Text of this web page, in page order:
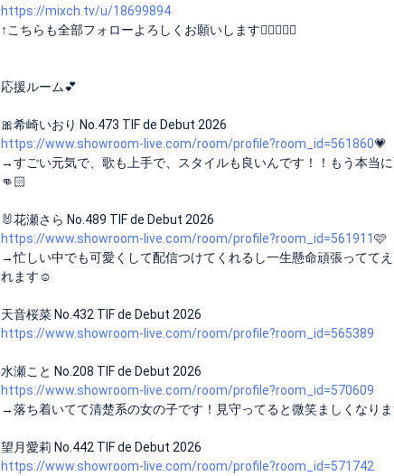
https://mixch.tv/u/18699894
↑こちらも全部フォローよろしくお願いします🙇🏻‍♀️❕❕
応援ルーム💕
🎀希崎いおり No.473 TIF de Debut 2026
https://www.showroom-live.com/room/profile?room_id=561860💗
→すごい元気で、歌も上手で、スタイルも良いんです！！もう本当
👊🏻
🐰花瀬さら No.489 TIF de Debut 2026
https://www.showroom-live.com/room/profile?room_id=561911🩷
→忙しい中でも可愛くして配信つけてくれるし一生懸命頑張ってて
れます☺
天音桜菜 No.432 TIF de Debut 2026
https://www.showroom-live.com/room/profile?room_id=565389
水瀬こと No.208 TIF de Debut 2026
https://www.showroom-live.com/room/profile?room_id=570609
→落ち着いてて清楚系の女の子です！見守ってると微笑ましくなり
望月愛莉 No.442 TIF de Debut 2026
https://www.showroom-live.com/room/profile?room_id=571742